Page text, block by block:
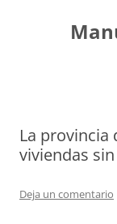
contenido
La provincia
viviendas
Deja un comentario